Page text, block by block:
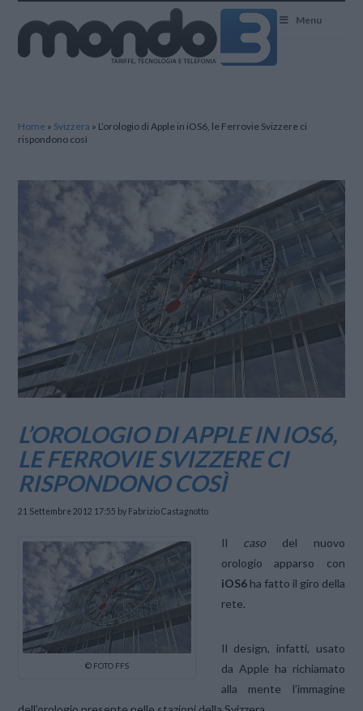
Menu
Home » Svizzera » L’orologio di Apple in iOS6, le Ferrovie Svizzere ci
rispondono così
L’OROLOGIO DI APPLE IN IOS6,
LE FERROVIE SVIZZERE CI
RISPONDONO COSÌ
21 Settembre 2012 17:55 by Fabrizio Castagnotto
© FOTO FFS
Il caso del nuovo
orologio apparso con
iOS6ha fatto il giro della
rete.
Il design, infatti, usato
da Apple ha richiamato
alla mente l’immagine